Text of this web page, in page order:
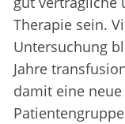
Therapie sein.
Untersuchung
Jahre
damit eine